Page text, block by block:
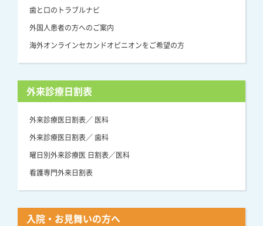
歯と口のトラブルナビ
外国人患者の方へのご案内
海外オンラインセカンドオピニオンをご希望の方
外来診療日割表
外来診療医日割表／ 医科
外来診療医日割表／ 歯科
曜日別外来診療医 日割表／医科
看護専門外来日割表
入院・お見舞いの方へ